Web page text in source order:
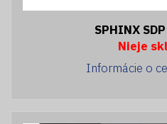
SPHINX
Nieje
Informácie o